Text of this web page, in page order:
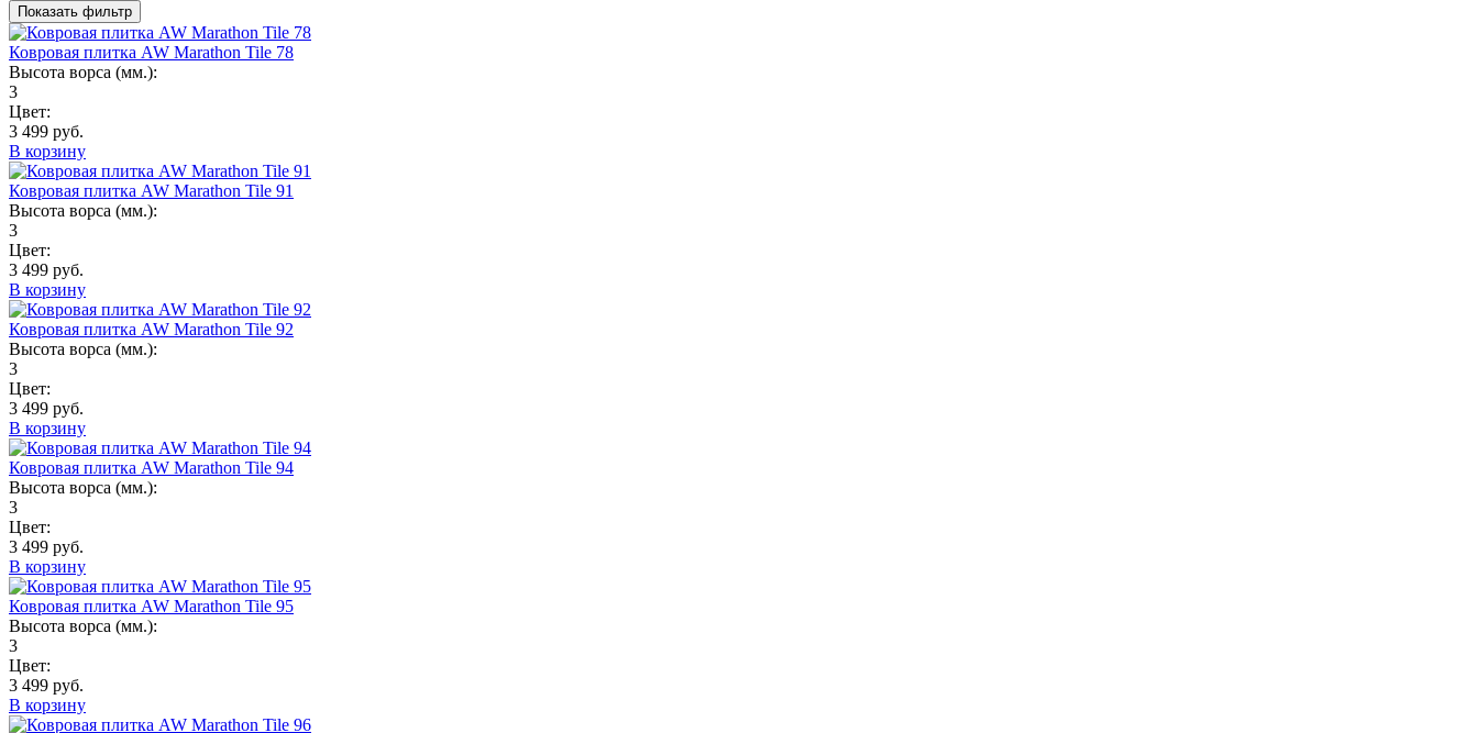
Показать фильтр
Ковровая плитка AW Marathon Tile 78
Высота ворса (мм.):
3
Цвет:
3 499 руб.
В корзину
Ковровая плитка AW Marathon Tile 91
Высота ворса (мм.):
3
Цвет:
3 499 руб.
В корзину
Ковровая плитка AW Marathon Tile 92
Высота ворса (мм.):
3
Цвет:
3 499 руб.
В корзину
Ковровая плитка AW Marathon Tile 94
Высота ворса (мм.):
3
Цвет:
3 499 руб.
В корзину
Ковровая плитка AW Marathon Tile 95
Высота ворса (мм.):
3
Цвет:
3 499 руб.
В корзину